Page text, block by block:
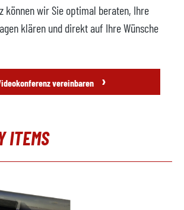
verfügbar
Reis
können wir Sie optimal beraten, Ihre
klären und direkt auf Ihre Wünsche
vereinbaren ›
ITEMS